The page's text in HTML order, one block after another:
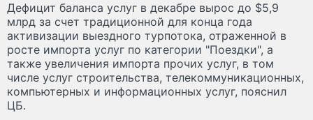
Дефицит баланса услуг в декабре вырос до $5,9
млрд за счет традиционной для конца года
активизации выездного турпотока, отраженной в
росте импорта услуг по категории "Поездки", а
также увеличения импорта прочих услуг, в том
числе услуг строительства, телекоммуникационных,
компьютерных и информационных услуг, пояснил
ЦБ.